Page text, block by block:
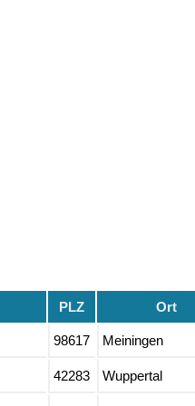
PLZ Ort
98617 Meiningen
42283 Wuppertal